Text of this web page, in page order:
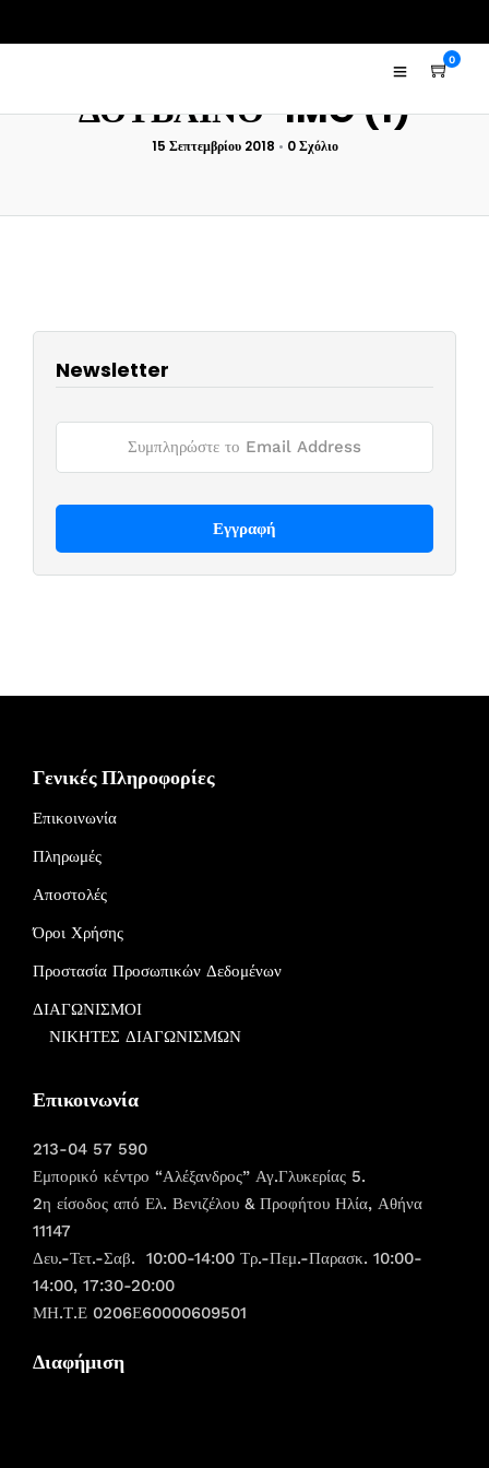
0
ΔΟΥΒΛΙΝΟ-IMG (1)
15 Σεπτεμβρίου 2018 • 0 Σχόλιο
Newsletter
Γενικές Πληροφορίες
Επικοινωνία
Πληρωμές
Αποστολές
Όροι Χρήσης
Προστασία Προσωπικών Δεδομένων
ΔΙΑΓΩΝΙΣΜΟΙ
ΝΙΚΗΤΕΣ ΔΙΑΓΩΝΙΣΜΩΝ
Επικοινωνία
213-04 57 590
Εμπορικό κέντρο “Αλέξανδρος” Αγ.Γλυκερίας 5.
2η είσοδος από Ελ. Βενιζέλου & Προφήτου Ηλία, Αθήνα
11147
Δευ.-Τετ.-Σαβ. 10:00-14:00 Τρ.-Πεμ.-Παρασκ. 10:00-
14:00, 17:30-20:00
ΜΗ.Τ.Ε 0206Ε60000609501
Διαφήμιση